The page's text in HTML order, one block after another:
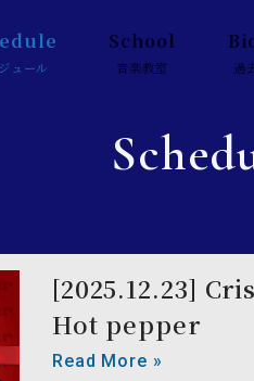
ュール
School
音楽教室 過
[2025.12.23]
Hot pepper
Read More »